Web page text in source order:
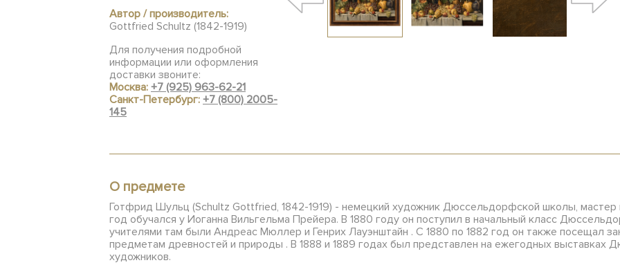
Автор / производитель:
Gottfried Schultz (1842-1919)
Для получения подробной
информации или оформления
доставки звоните:
Москва: +7 (925) 963-62-21
Санкт-Петербург: +7 (800) 2005-
145
О предмете
Готфрид Шульц (Schultz Gottfried, 1842-1919) - немецкий художник Дюссельдорфской школы, мастер
год обучался у Иоганна Вильгельма Прейера. В 1880 году он поступил в начальный класс
учителями там были Андреас Мюллер и Генрих Лауэнштайн . С 1880 по 1882 год он также посещал
предметам древностей и природы . В 1888 и 1889 годах был представлен на ежегодных выставках
художников.